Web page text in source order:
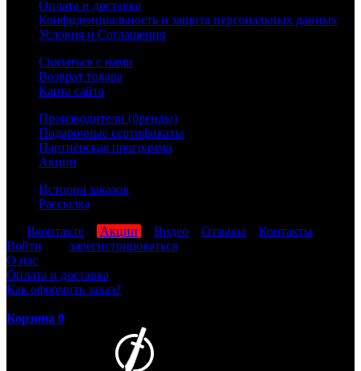
Оплата и доставка
Конфиденциальность и защита персональных данных
Условия и Соглашения
Связаться с нами
Возврат товара
Карта сайта
Производители (бренды)
Подарочные сертификаты
Партнёрская программа
Акции
История заказов
Рассылка
Вконтакте Акции Видео Отзывы
Контакты
Войти
зарегистрироваться
О нас
Оплата и доставка
Как оформить заказ?
Корзина 0